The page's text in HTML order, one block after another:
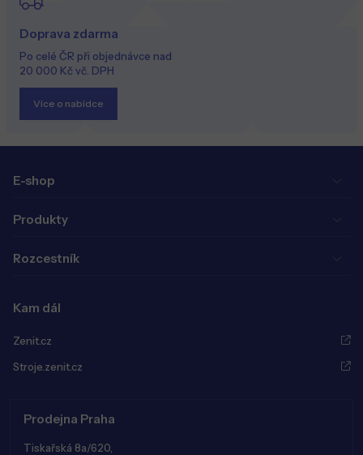
Doprava zdarma
Po celé ČR při objednávce nad
20 000 Kč vč. DPH
Více o nabídce
E-shop
Produkty
Rozcestník
Kam dál
Zenit.cz
Stroje.zenit.cz
Prodejna Praha
Tiskařská 8a/620,